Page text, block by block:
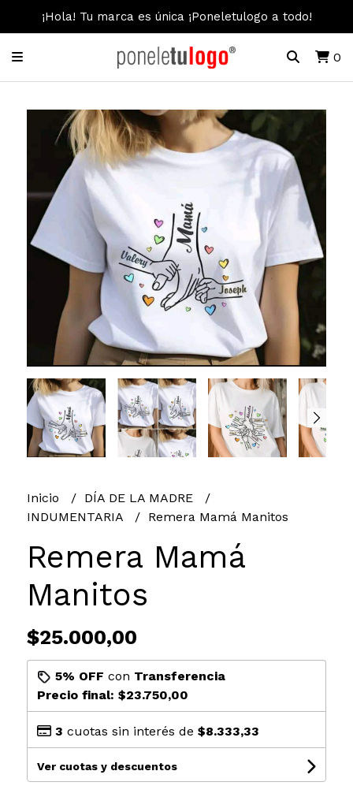
¡Hola! Tu marca es única ¡Poneletulogo a todo!
0
Inicio
DÍA DE LA MADRE
INDUMENTARIA
Remera Mamá Manitos
Remera Mamá
Manitos
$25.000,00
5% OFF con Transferencia
Precio final: $23.750,00
3 cuotas sin interés de $8.333,33
Ver cuotas y descuentos